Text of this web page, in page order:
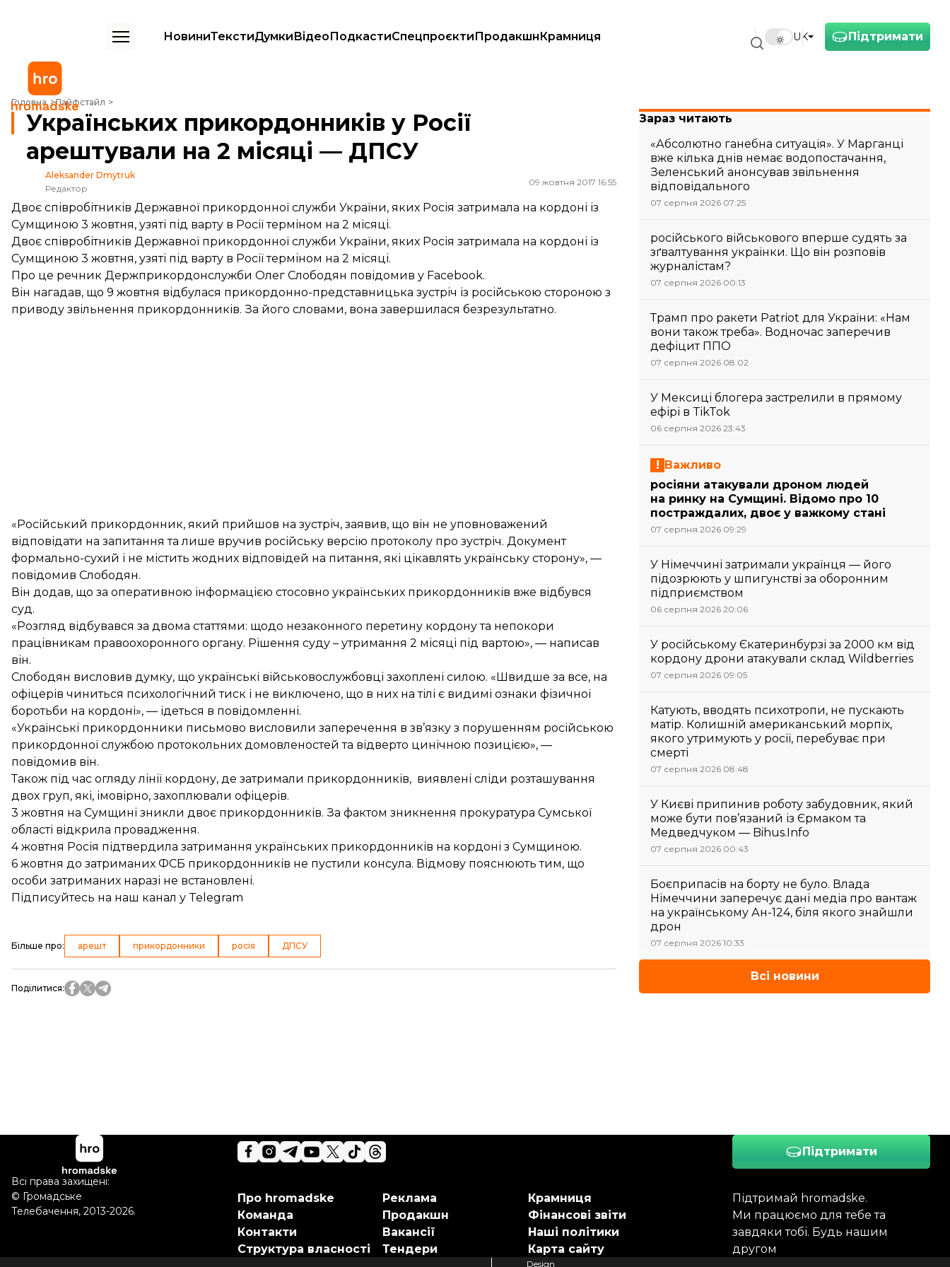
Підтримати
UK
НовиниТекстиДумкиВідеоПодкастиСпецпроєктиПродакшнКрамниця
Головна Лайфстайл
Українських прикордонників у Росії арештували на 2 місяці — ДПСУ
Українських прикордонників у Росії
арештували на 2 місяці — ДПСУ
Aleksander Dmytruk
Редактор
09 жовтня 2017 16:55
Двоє співробітників Державної прикордонної служби України, яких Росія затримала на кордоні із
Сумщиною 3 жовтня, узяті під варту в Росії терміном на 2 місяці.
Двоє співробітників Державної прикордонної служби України, яких Росія затримала на кордоні із
Сумщиною 3 жовтня, узяті під варту в Росії терміном на 2 місяці.
Про це речник Держприкордонслужби Олег Слободян повідомив у Facebook.
Він нагадав, що 9 жовтня відбулася прикордонно-представницька зустріч із російською стороною з
приводу звільнення прикордонників. За його словами, вона завершилася безрезультатно.
«Російський прикордонник, який прийшов на зустріч, заявив, що він не уповноважений
відповідати на запитання та лише вручив російську версію протоколу про зустріч. Документ
формально-сухий і не містить жодних відповідей на питання, які цікавлять українську сторону», —
повідомив Слободян.
Він додав, що за оперативною інформацією стосовно українських прикордонників вже відбувся
суд.
«Розгляд відбувався за двома статтями: щодо незаконного перетину кордону та непокори
працівникам правоохоронного органу. Рішення суду – утримання 2 місяці під вартою», — написав
він.
Слободян висловив думку, що українські військовослужбовці захоплені силою. «Швидше за все, на
офіцерів чиниться психологічний тиск і не виключено, що в них на тілі є видимі ознаки фізичної
боротьби на кордоні», — ідеться в повідомленні.
«Українські прикордонники письмово висловили заперечення в зв’язку з порушенням російською
прикордонної службою протокольних домовленостей та відверто цинічною позицією», —
повідомив він.
Також під час огляду лінії кордону, де затримали прикордонників, виявлені сліди розташування
двох груп, які, імовірно, захоплювали офіцерів.
3 жовтня на Сумщині зникли двоє прикордонників. За фактом зникнення прокуратура Сумської
області відкрила провадження.
4 жовтня Росія підтвердила затримання українських прикордонників на кордоні з Сумщиною.
6 жовтня до затриманих ФСБ прикордонників не пустили консула. Відмову пояснюють тим, що
особи затриманих наразі не встановлені.
Підписуйтесь на наш канал у Telegram
Більше про: арешт прикордонники росія ДПСУ
Поділитися:
Зараз читають
«Абсолютно ганебна ситуація». У Марганці
вже кілька днів немає водопостачання,
Зеленський анонсував звільнення
відповідального
07 серпня 2026 07:25
російського військового вперше судять за
зґвалтування українки. Що він розповів
журналістам?
07 серпня 2026 00:13
Трамп про ракети Patriot для України: «Нам
вони також треба». Водночас заперечив
дефіцит ППО
07 серпня 2026 08:02
У Мексиці блогера застрелили в прямому
ефірі в TikTok
06 серпня 2026 23:43
Важливо
росіяни атакували дроном людей
на ринку на Сумщині. Відомо про 10
постраждалих, двоє у важкому стані
07 серпня 2026 09:29
У Німеччині затримали українця — його
підозрюють у шпигунстві за оборонним
підприємством
06 серпня 2026 20:06
У російському Єкатеринбурзі за 2000 км від
кордону дрони атакували склад Wildberries
07 серпня 2026 09:05
Катують, вводять психотропи, не пускають
матір. Колишній американський морпіх,
якого утримують у росії, перебуває при
смерті
07 серпня 2026 08:48
У Києві припинив роботу забудовник, який
може бути пов’язаний із Єрмаком та
Медведчуком — Bihus.Info
07 серпня 2026 00:43
Боєприпасів на борту не було. Влада
Німеччини заперечує дані медіа про вантаж
на українському Ан-124, біля якого знайшли
дрон
07 серпня 2026 10:33
Всі новини
Підтримати
Підтримай hromadske.
Ми працюємо для тебе та
завдяки тобі. Будь нашим
другом
Про hromadske
Команда
Контакти
Структура власності
Реклама
Продакшн
Вакансії
Тендери
Крамниця
Фінансові звіти
Наші політики
Карта сайту
Всі права захищені:
© Громадське
Телебачення, 2013-2026.
Design